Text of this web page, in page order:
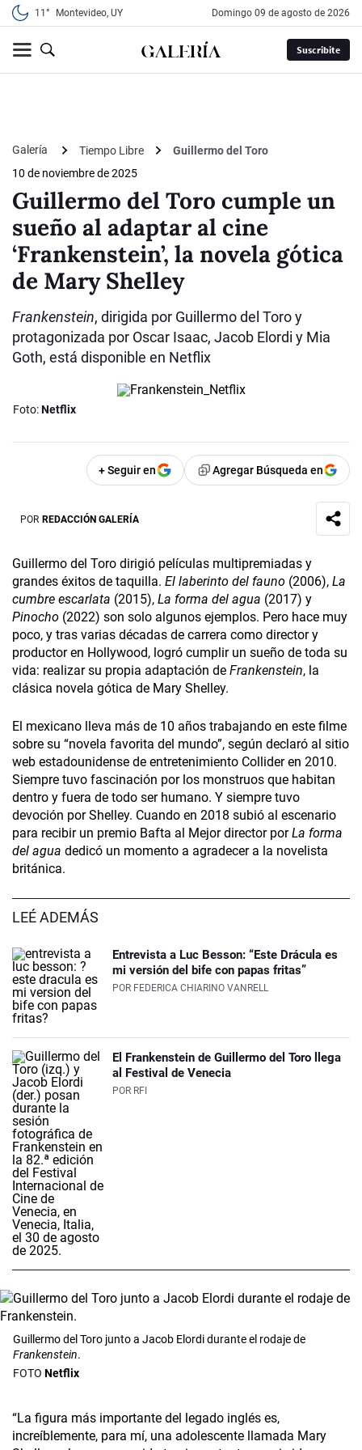
11° Montevideo, UY domingo 09 de agosto de 2026
Suscribite
Galería Tiempo Libre
Guillermo del Toro
10 de noviembre de 2025
Guillermo del Toro cumple un
sueño al adaptar al cine
‘Frankenstein’, la novela gótica
de Mary Shelley
Frankenstein, dirigida por Guillermo del Toro y
protagonizada por Oscar Isaac, Jacob Elordi y Mia
Goth, está disponible en Netflix
Foto:Netflix
+ Seguir en Agregar Búsqueda en
POR REDACCIÓN GALERÍA
Guillermo del Toro dirigió películas multipremiadas y
grandes éxitos de taquilla. El laberinto del fauno (2006), La
cumbre escarlata (2015), La forma del agua (2017) y
Pinocho (2022) son solo algunos ejemplos. Pero hace muy
poco, y tras varias décadas de carrera como director y
productor en Hollywood, logró cumplir un sueño de toda su
vida: realizar su propia adaptación de Frankenstein, la
clásica novela gótica de Mary Shelley.
El mexicano lleva más de 10 años trabajando en este filme
sobre su “novela favorita del mundo”, según declaró al sitio
web estadounidense de entretenimiento Collider en 2010.
Siempre tuvo fascinación por los monstruos que habitan
dentro y fuera de todo ser humano. Y siempre tuvo
devoción por Shelley. Cuando en 2018 subió al escenario
para recibir un premio Bafta al Mejor director porLa forma
del agua dedicó un momento a agradecer a la novelista
británica.
LEÉ ADEMÁS
Entrevista a Luc Besson: “Este Drácula es
mi versión del bife con papas fritas”
POR FEDERICA CHIARINO VANRELL
El Frankenstein de Guillermo del Toro llega
al Festival de Venecia
POR RFI
Guillermo del Toro junto a Jacob Elordi durante el rodaje de
Frankenstein.
Netflix
“La figura más importante del legado inglés es,
increíblemente, para mí, una adolescente llamada Mary